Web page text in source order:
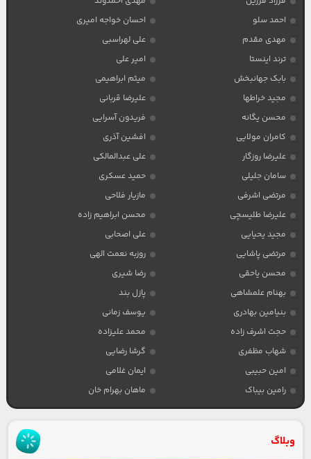
احمد سلو
احسان خواجه امیری
مهدی مقدم
علی لهراسبی
ترند اینستا
امیر علی
بابک جهانبخش
میثم ابراهیمی
مجید خراطها
علیرضا قربانی
محسن یگانه
فریدون آسرایی
کامران مولایی
افشین آذری
علیرضا روزگار
علی عبدالمالکی
سامان جلیلی
حمید عسکری
مرتضی اشرفی
مازیار فلاحی
علیرضا طلیسچی
محسن ابراهیم زاده
مجید یحیایی
علی اصحابی
مرتضی پاشایی
روزبه نعمت الهی
محسن یاحقی
رضا شیری
بهنام علمشاهی
پازل بند
بنیامین بهادری
یوسف زمانی
حجت اشرف زاده
محمد علیزاده
شهاب مظفری
گرشا رضایی
امین حبیبی
ایمان غلامی
رامین بیباک
ماهان بهرام خان
وبلاگ